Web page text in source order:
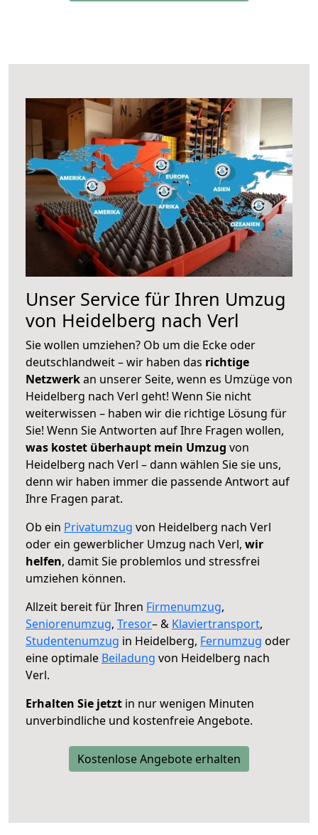
Unser Service für Ihren Umzug
von Heidelberg nach Verl
Sie wollen umziehen? Ob um die Ecke oder
deutschlandweit – wir haben das richtige
Netzwerkan unserer Seite, wenn es Umzüge von
Heidelberg nach Verl geht! Wenn Sie nicht
weiterwissen – haben wir die richtige Lösung für
Sie! Wenn Sie Antworten auf Ihre Fragen wollen,
was kostet überhaupt mein Umzug von
Heidelberg nach Verl – dann wählen Sie sie uns,
denn wir haben immer die passende Antwort auf
Ihre Fragen parat.
Ob ein Privatumzug von Heidelberg nach Verl
oder ein gewerblicher Umzug nach Verl, wir
helfen, damit Sie problemlos und stressfrei
umziehen können.
Allzeit bereit für Ihren Firmenumzug,
Seniorenumzug, Tresor– & Klaviertransport,
Studentenumzug in Heidelberg, Fernumzug oder
eine optimale Beiladung von Heidelberg nach
Verl.
Erhalten Sie jetzt in nur wenigen Minuten
unverbindliche und kostenfreie Angebote.
Kostenlose Angebote erhalten